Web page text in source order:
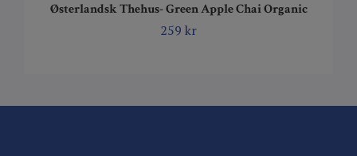
Østerlandsk Thehus- Green Apple Chai Organic
259 kr